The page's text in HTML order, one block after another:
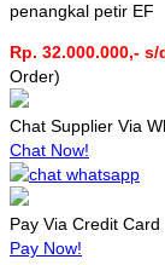
penangkal petir EF
Rp. 32.000.000,-
Order)
Chat Supplier Via
Chat Now!
Pay Via Credit Card
Pay Now!